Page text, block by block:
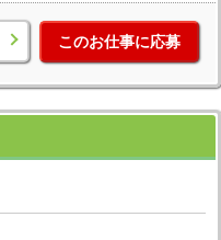
このお仕事に応募